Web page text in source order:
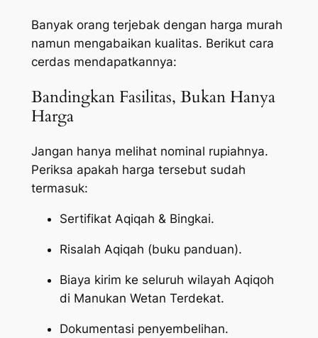
Banyak orang terjebak dengan harga murah
namun mengabaikan kualitas. Berikut cara
cerdas mendapatkannya:
Bandingkan Fasilitas, Bukan Hanya
Harga
Jangan hanya melihat nominal rupiahnya.
Periksa apakah harga tersebut sudah
termasuk:
Sertifikat Aqiqah & Bingkai.
Risalah Aqiqah (buku panduan).
Biaya kirim ke seluruh wilayah Aqiqoh
di Manukan Wetan Terdekat.
Dokumentasi penyembelihan.